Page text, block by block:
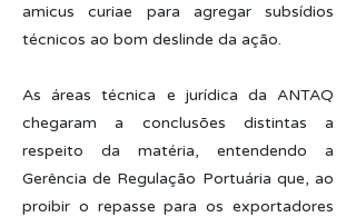
amicus curiae para agregar subsídios
técnicos ao bom deslinde da ação.
As áreas técnica e jurídica da ANTAQ
chegaram a conclusões distintas a
respeito da matéria, entendendo a
Gerência de Regulação Portuária que, ao
proibir o repasse para os exportadores